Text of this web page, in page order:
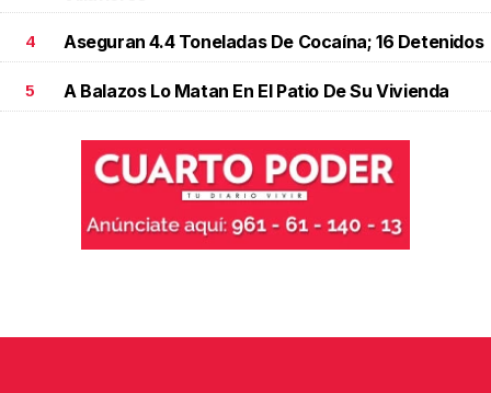
4 Aseguran 4.4 Toneladas De Cocaína; 16 Detenidos
5 A Balazos Lo Matan En El Patio De Su Vivienda